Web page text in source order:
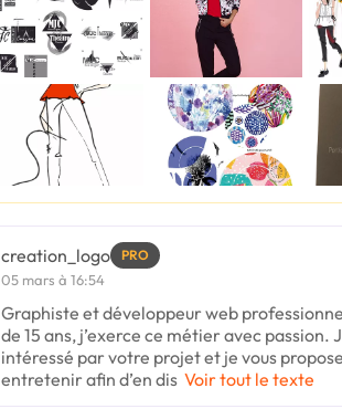
creation_logo PRO
05 mars à 16:54
Graphiste et développeur web
de 15 ans, j’exerce ce métier avec passion.
intéressé par votre projet et je vous
entretenir afin d’en dis Voir tout le texte